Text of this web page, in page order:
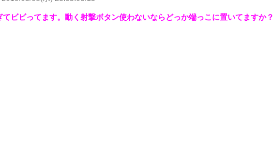
てビビってます。動く射撃ボタン使わないならどっか端っこに置いてますか？